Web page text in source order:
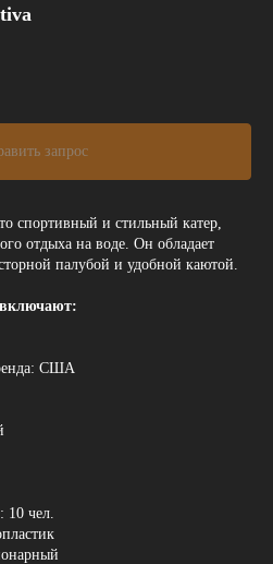
запрос
спортивный и стильный катер,
отдыха на воде. Он обладает
палубой и удобной каютой.
США
10 чел.